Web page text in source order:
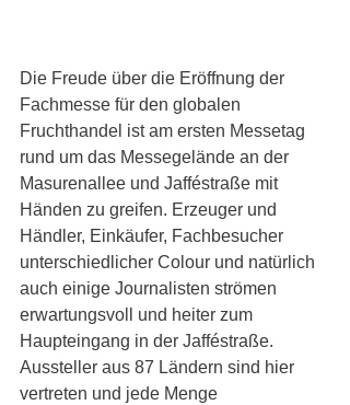
Die Freude über die Eröffnung der
Fachmesse für den globalen
Fruchthandel ist am ersten Messetag
rund um das Messegelände an der
Masurenallee und Jafféstraße mit
Händen zu greifen. Erzeuger und
Händler, Einkäufer, Fachbesucher
unterschiedlicher Colour und natürlich
auch einige Journalisten strömen
erwartungsvoll und heiter zum
Haupteingang in der Jafféstraße.
Aussteller aus 87 Ländern sind hier
vertreten und jede Menge